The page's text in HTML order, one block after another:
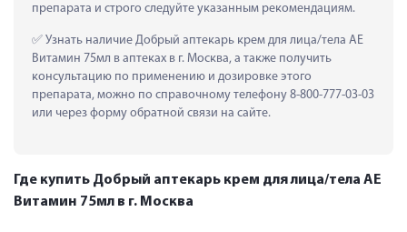
препарата и строго следуйте указанным рекомендациям.
Узнать наличие Добрый аптекарь крем для лица/тела АЕ
Витамин 75мл в аптеках в г. Москва, а также получить
консультацию по применению и дозировке этого
препарата, можно по справочному телефону 8-800-777-03-03
или через форму обратной связи на сайте.
Где купить Добрый аптекарь крем для лица/тела АЕ
Витамин 75мл в г. Москва